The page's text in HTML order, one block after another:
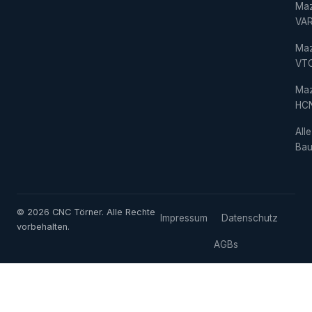
Alle
© 2026 CNC Törner. Alle Rechte
vorbehalten.
Impressum Datenschutz
AGBs